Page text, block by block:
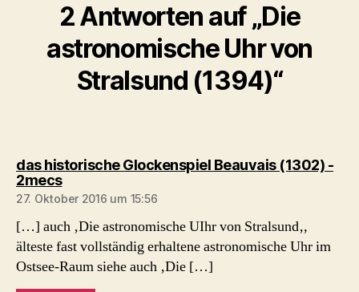
2 Antworten auf „Die
astronomische Uhr von
Stralsund (1394)“
das historische Glockenspiel Beauvais (1302) -
2mecssagt:
27. Oktober 2016 um 15:56
[…] auch ‚Die astronomische UIhr von Stralsund‚,
älteste fast vollständig erhaltene astronomische Uhr im
Ostsee-Raum siehe auch ‚Die […]